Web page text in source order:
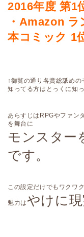
2016年度 第1
・Amazon
本コミック 1
↑御覧の通り各賞総舐めの
知ってる方はとっくに知
あらすじはRPGやファン
を舞台に
モンスター
です。
この設定だけでもワクワ
魅力はやけに現